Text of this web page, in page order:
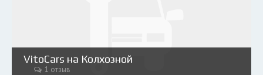
VitoCars на Колхозной
1 отзыв